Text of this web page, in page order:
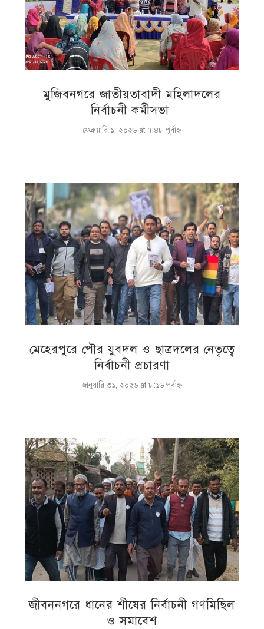
মুজিবনগরে জাতীয়তাবাদী মহিলাদলের
নির্বাচনী কর্মীসভা
ফেব্রুয়ারি ১, ২০২৬ at ৭:৪৮ পূর্বাহ্ণ
মেহেরপুরে পৌর যুবদল ও ছাত্রদলের নেতৃত্বে
নির্বাচনী প্রচারণা
জানুয়ারি ৩১, ২০২৬ at ৮:১৬ পূর্বাহ্ণ
জীবননগরে ধানের শীষের নির্বাচনী গণমিছিল
ও সমাবেশ